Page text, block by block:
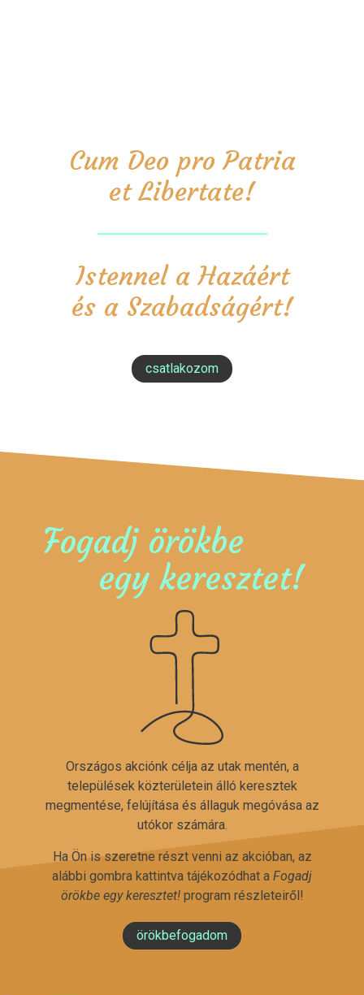
Cum Deo pro Patria
et Libertate!
Istennel a Hazáért
és a Szabadságért!
csatlakozom
Fogadj örökbe
egy keresztet!
Országos akciónk célja az utak mentén, a
települések közterületein álló keresztek
megmentése, felújítása és állaguk megóvása az
utókor számára.
Ha Ön is szeretne részt venni az akcióban, az
alábbi gombra kattintva tájékozódhat a Fogadj
örökbe egy keresztet!program részleteiről!
örökbefogadom